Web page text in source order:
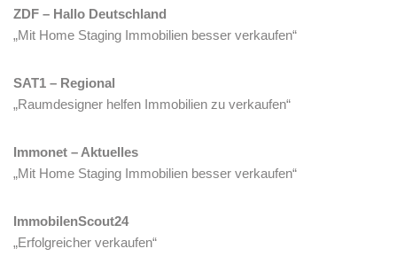
ZDF – Hallo Deutschland
„Mit Home Staging Immobilien besser verkaufen“
SAT1 – Regional
„Raumdesigner helfen Immobilien zu verkaufen“
Immonet – Aktuelles
„Mit Home Staging Immobilien besser verkaufen“
ImmobilenScout24
„Erfolgreicher verkaufen“